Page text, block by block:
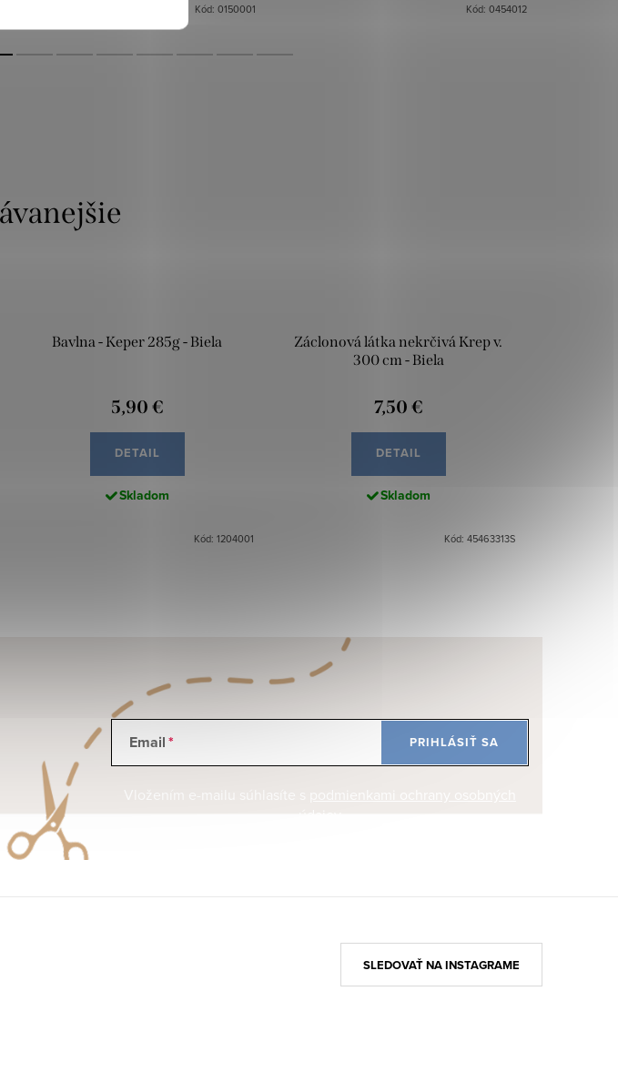
Kód: 0150001 Kód: 0454012
Bavlna - Keper 285g - Biela
5,90 €
DETAIL
Skladom
Kód: 1204001
Záclonová látka nekrčivá Krep v.
300 cm - Biela
7,50 €
DETAIL
Skladom
Kód: 45463313S
Email
Vložením e-mailu súhlasíte s
PRIHLÁSIŤ SA
SLEDOVAŤ NA INSTAGRAME